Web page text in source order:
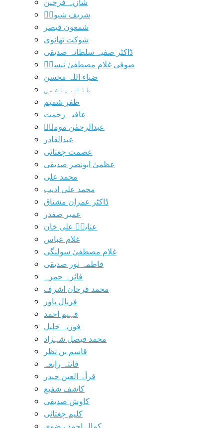
شریف شیوہؔ
شمعون قیصر
شوکت تھانوی
ڈاکٹر صفیہ سلطانہ صدیقی
صوفی غلام مصطفیٰ تبسمؔ
ضیاء اللہ محسن
طالب ہاشمی
ظفر شمیم
عافیہ رحمت
عبدالرحمٰن مومنؔ
عبدالقادر
عصمت چغتائی
عظمیٰ ابونصر صدیقی
محمد علی
محمد علی ادیب
ڈاکٹر عمران مشتاق
عمیر صفدر
عنایتؔ علی خان
غلام عباس
غلام مصطفیٰ سولنگی
فاطمہ نور صدیقی
فائزہ حمزہ
محمد فرحان اشرف
فریال یاور
فہیم احمد
فوزیہ خلیل
محمد فیصل شہزاد
قاسم بن نظر
قانتہ رابعہ
قرأۃ العین حیدر
کاشف شفیع
کاوش صدیقی
کلیم چغتائی